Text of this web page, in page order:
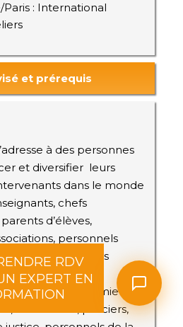
RDV
EXPERT EN
: International
et prérequis
à des personnes
et diversifier leurs
dans le monde
chefs
d’élèves,
personnels
psychologues
d'orientation,
médecins, infirmiers,
éducateurs, policiers,